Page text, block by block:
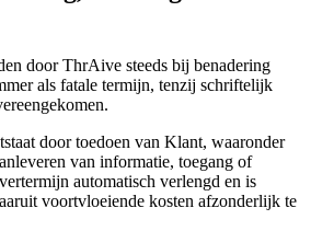
door ThrAive steeds bij benadering
als fatale termijn, tenzij schriftelijk
door toedoen van Klant, waaronder
van informatie, toegang of
automatisch verlengd en is
voortvloeiende kosten afzonderlijk te